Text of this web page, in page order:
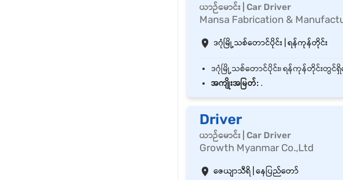
ယာဉ်မောင်း | Car Driver
Mansa Fabrication &
ဒဂုံမြို့သစ်တောင်ပိုင်း | ရန်ကုန်တိုင်း
အကျိုးအမြတ်: .
Driver
ယာဉ်မောင်း | Car Driver
Growth Myanmar Co.,Ltd
ဇေယျာသီရိ | နေပြည်တော်